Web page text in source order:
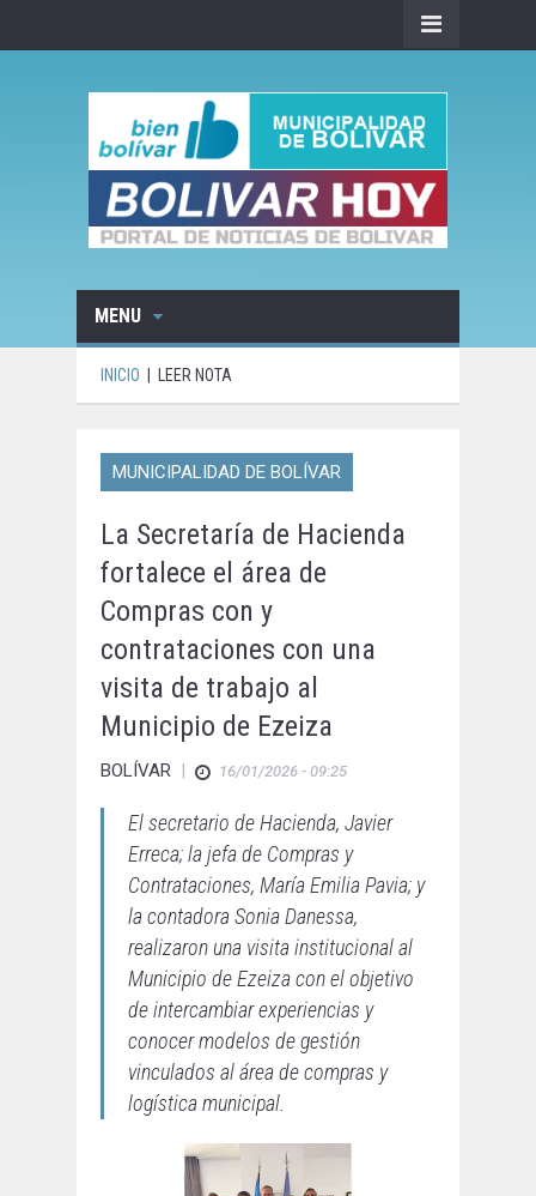
MENU
INICIO LEER NOTA
MUNICIPALIDAD DE BOLÍVAR
La Secretaría de Hacienda
fortalece el área de
Compras con y
contrataciones con una
visita de trabajo al
Municipio de Ezeiza
BOLÍVAR | 16/01/2026 - 09:25
El secretario de Hacienda, Javier
Erreca; la jefa de Compras y
Contrataciones, María Emilia Pavia; y
la contadora Sonia Danessa,
realizaron una visita institucional al
Municipio de Ezeiza con el objetivo
de intercambiar experiencias y
conocer modelos de gestión
vinculados al área de compras y
logística municipal.